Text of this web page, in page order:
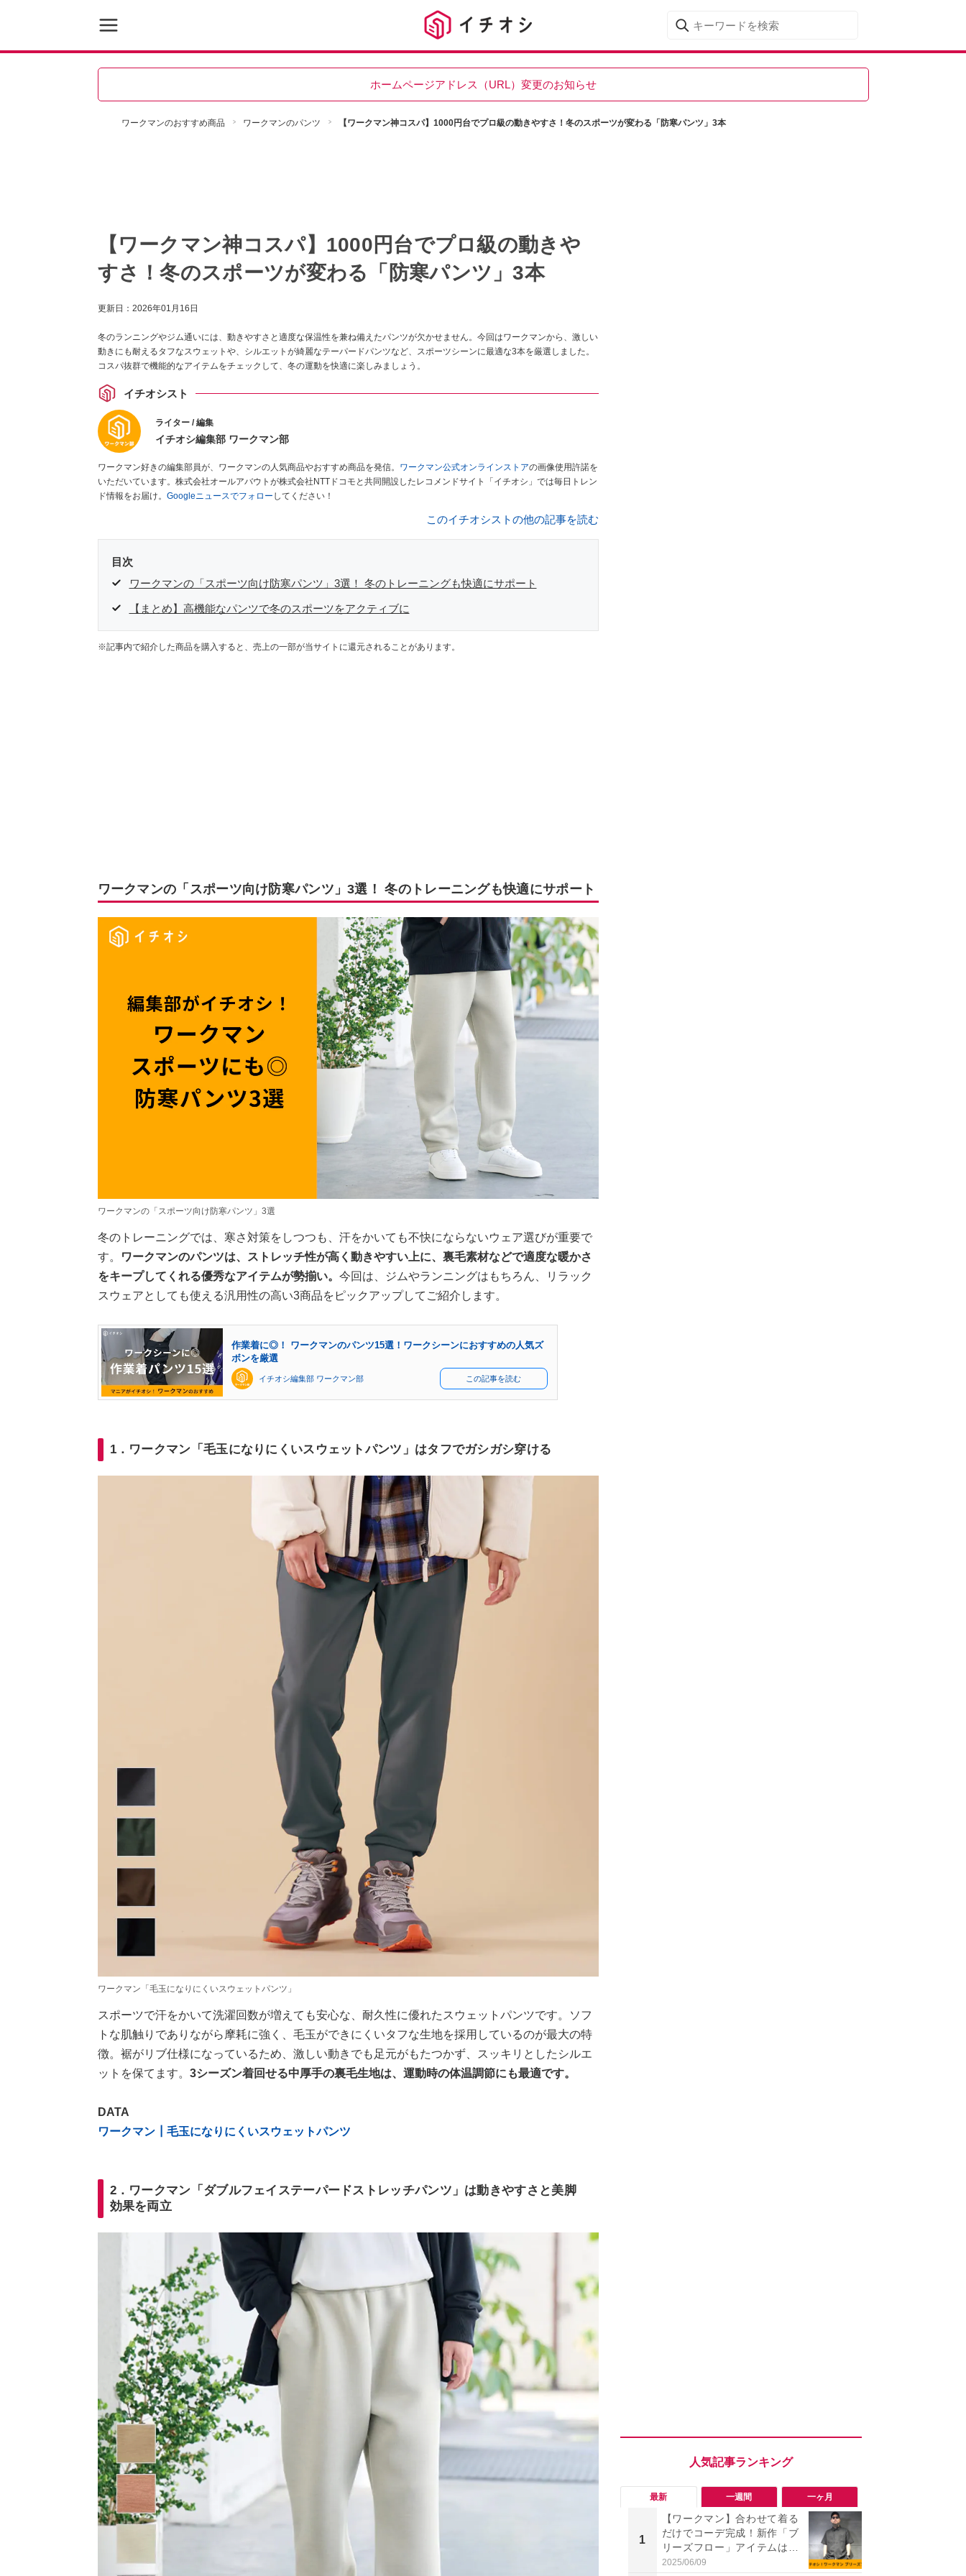
ホームページアドレス（URL）変更のお知らせ
ワークマンのおすすめ商品 ワークマンのパンツ 【ワークマン神コスパ】1000円台でプロ級の動きやすさ！冬のスポーツが変わる「防寒パンツ」3本
【ワークマン神コスパ】1000円台でプロ級の動きや
すさ！冬のスポーツが変わる「防寒パンツ」3本
更新日： 2026年01月16日
冬のランニングやジム通いには、動きやすさと適度な保温性を兼ね備えたパンツが欠かせません。今回はワークマンから、激しい
動きにも耐えるタフなスウェットや、シルエットが綺麗なテーパードパンツなど、スポーツシーンに最適な3本を厳選しました。
コスパ抜群で機能的なアイテムをチェックして、冬の運動を快適に楽しみましょう。
イチオシスト
ライター / 編集
イチオシ編集部 ワークマン部
ワークマン好きの編集部員が、ワークマンの人気商品やおすすめ商品を発信。 ワークマン公式オンラインストアの画像使用許諾を
いただいています。株式会社オールアバウトが株式会社NTTドコモと共同開設したレコメンドサイト「イチオシ」では毎日トレン
ド情報をお届け。 Googleニュースでフォロー してください！
このイチオシストの他の記事を読む
目次
ワークマンの「スポーツ向け防寒パンツ」3選！ 冬のトレーニングも快適にサポート
【まとめ】高機能なパンツで冬のスポーツをアクティブに
※記事内で紹介した商品を購入すると、売上の一部が当サイトに還元されることがあります。
ワークマンの「スポーツ向け防寒パンツ」3選！ 冬のトレーニングも快適にサポート
ワークマンの「スポーツ向け防寒パンツ」3選
冬のトレーニングでは、寒さ対策をしつつも、汗をかいても不快にならないウェア選びが重要で
す。
ワークマンのパンツは、ストレッチ性が高く動きやすい上に、裏毛素材などで適度な暖かさ
をキープしてくれる優秀なアイテムが勢揃い。 今回は、ジムやランニングはもちろん、リラック
スウェアとしても使える汎用性の高い3商品をピックアップしてご紹介します。
作業着に◎！ ワークマンのパンツ15選！ワークシーンにおすすめの人気ズ
ボンを厳選
イチオシ編集部 ワークマン部 この記事を読む
1．ワークマン「毛玉になりにくいスウェットパンツ」はタフでガシガシ穿ける
ワークマン「毛玉になりにくいスウェットパンツ」
スポーツで汗をかいて洗濯回数が増えても安心な、耐久性に優れたスウェットパンツです。ソフ
トな肌触りでありながら摩耗に強く、毛玉ができにくいタフな生地を採用しているのが最大の特
徴。裾がリブ仕様になっているため、激しい動きでも足元がもたつかず、スッキリとしたシルエ
ットを保てます。 3シーズン着回せる中厚手の裏毛生地は、運動時の体温調節にも最適です。
DATA
ワークマン┃毛玉になりにくいスウェットパンツ
2．ワークマン「ダブルフェイステーパードストレッチパンツ」は動きやすさと美脚
効果を両立
最新 一週間 一ヶ月
1
【ワークマン】合わせて着る
だけでコーデ完成！新作「ブ
リーズフロー」アイテムはセ
ットアップがおしゃれ！
2025/06/09